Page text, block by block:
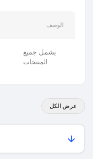
الوصف
يشمل جميع
المنتجات
عرض الكل